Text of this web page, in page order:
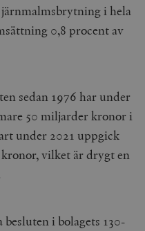
i hela
0,8 procent av
sedan 1976 har under
50 miljarder kronor i
under 2021 uppgick
vilket är drygt en
i bolagets 130-